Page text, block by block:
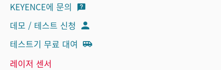
KEYENCE에 문의
데모 / 테스트 신청
테스트기 무료 대여
레이저 센서